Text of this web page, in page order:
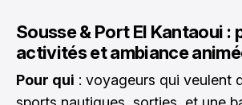
Sousse & Port El Kantaoui :
activités et ambiance
Pour qui : voyageurs qui veulent